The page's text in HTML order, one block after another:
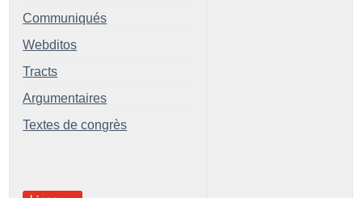
Communiqués
Webditos
Tracts
Argumentaires
Textes de congrès